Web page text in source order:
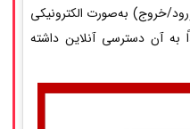
خروج) به‌صورت الکترونیکی
آن دسترسی آنلاین داشته